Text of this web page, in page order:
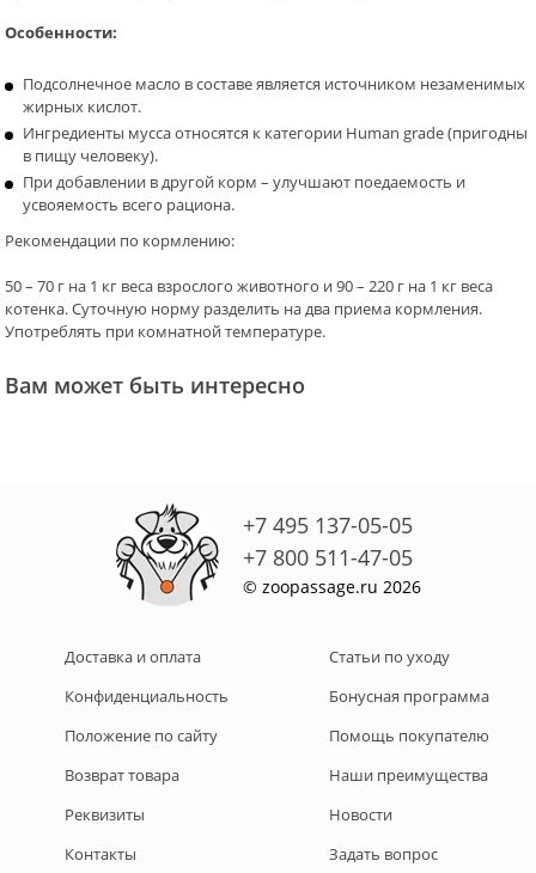
Особенности:
Подсолнечное масло в составе является источником незаменимых
жирных кислот.
Ингредиенты мусса относятся к категории Human grade (пригодны
в пищу человеку).
При добавлении в другой корм – улучшают поедаемость и
усвояемость всего рациона.
Рекомендации по кормлению:
50 – 70 г на 1 кг веса взрослого животного и 90 – 220 г на 1 кг веса
котенка. Суточную норму разделить на два приема кормления.
Употреблять при комнатной температуре.
Вам может быть интересно
+7 495 137-05-05
+7 800 511-47-05
© zoopassage.ru 2026
Доставка и оплата
Конфиденциальность
Положение по сайту
Возврат товара
Реквизиты
Контакты
Статьи по уходу
Бонусная программа
Помощь покупателю
Наши преимущества
Новости
Задать вопрос